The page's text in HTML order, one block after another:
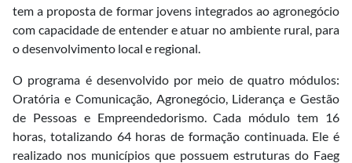
tem a proposta de formar jovens integrados ao agronegócio
com capacidade de entender e atuar no ambiente rural, para
o desenvolvimento local e regional.
O programa é desenvolvido por meio de quatro módulos:
Oratória e Comunicação, Agronegócio, Liderança e Gestão
de Pessoas e Empreendedorismo. Cada módulo tem 16
horas, totalizando 64 horas de formação continuada. Ele é
realizado nos municípios que possuem estruturas do Faeg